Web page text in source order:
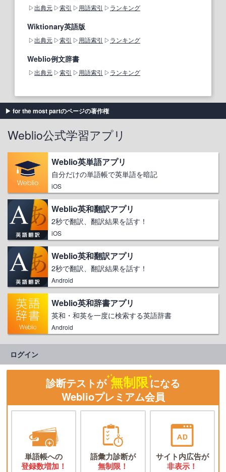
出典元 索引 用語索引 ランキング
Wiktionary英語版
出典元 索引 用語索引 ランキング
Weblio例文辞書
出典元 索引 用語索引 ランキング
for the most partのページの著作権
Weblio公式学習アプリ
Weblio英単語アプリ
自分だけの単語帳で英単語を暗記
iOS
Weblio英和翻訳アプリ
2秒で翻訳、翻訳結果を話す！
iOS
Weblio英和翻訳アプリ
2秒で翻訳、翻訳結果を話す！
Android
Weblio英和辞書アプリ
英和・和英を一度に検索する英語辞書
Android
ログイン
診断テストが 無制限になる
Weblioプレミアム会員
単語帳への
登録数増加！
語彙力診断が
無制限！
サイト内広告が
非表示！